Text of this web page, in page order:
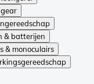
& batterijen
& monoculairs